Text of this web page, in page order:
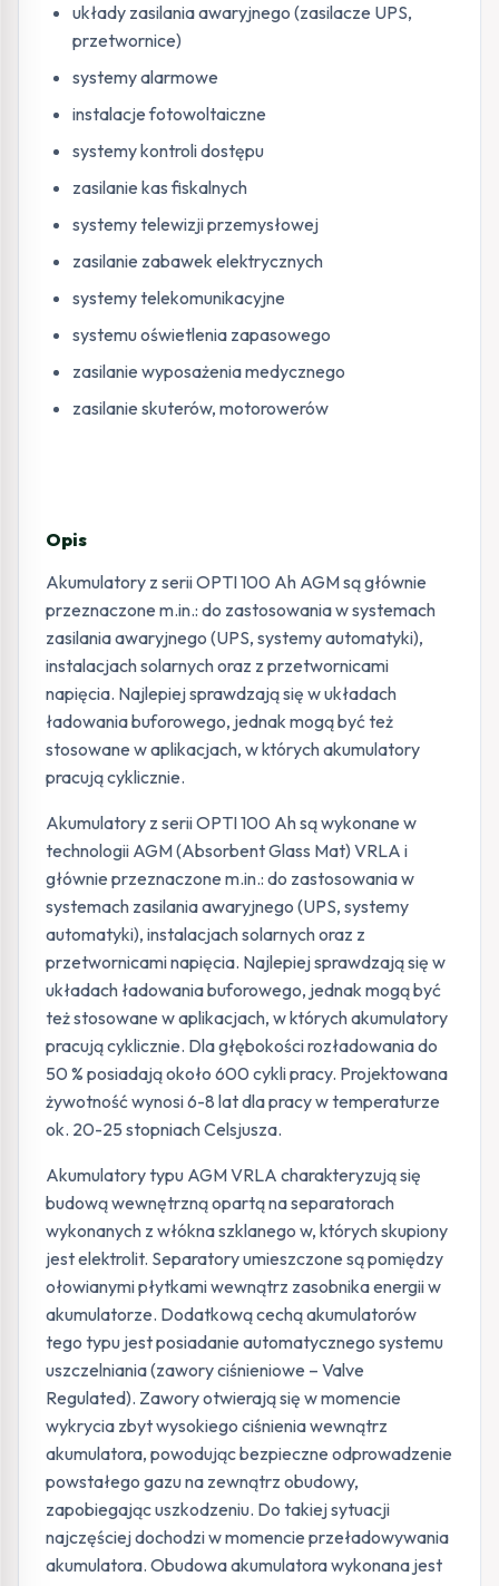
układy zasilania awaryjnego (zasilacze UPS,
przetwornice)
systemy alarmowe
instalacje fotowoltaiczne
systemy kontroli dostępu
zasilanie kas fiskalnych
systemy telewizji przemysłowej
zasilanie zabawek elektrycznych
systemy telekomunikacyjne
systemu oświetlenia zapasowego
zasilanie wyposażenia medycznego
zasilanie skuterów, motorowerów
Opis
Akumulatory z serii OPTI 100 Ah AGM są głównie
przeznaczone m.in.: do zastosowania w systemach
zasilania awaryjnego (UPS, systemy automatyki),
instalacjach solarnych oraz z przetwornicami
napięcia. Najlepiej sprawdzają się w układach
ładowania buforowego, jednak mogą być też
stosowane w aplikacjach, w których akumulatory
pracują cyklicznie.
Akumulatory z serii OPTI 100 Ah są wykonane w
technologii AGM (Absorbent Glass Mat) VRLA i
głównie przeznaczone m.in.: do zastosowania w
systemach zasilania awaryjnego (UPS, systemy
automatyki), instalacjach solarnych oraz z
przetwornicami napięcia. Najlepiej sprawdzają się w
układach ładowania buforowego, jednak mogą być
też stosowane w aplikacjach, w których akumulatory
pracują cyklicznie. Dla głębokości rozładowania do
50 % posiadają około 600 cykli pracy. Projektowana
żywotność wynosi 6-8 lat dla pracy w temperaturze
ok. 20-25 stopniach Celsjusza.
Akumulatory typu AGM VRLA charakteryzują się
budową wewnętrzną opartą na separatorach
wykonanych z włókna szklanego w, których skupiony
jest elektrolit. Separatory umieszczone są pomiędzy
ołowianymi płytkami wewnątrz zasobnika energii w
akumulatorze. Dodatkową cechą akumulatorów
tego typu jest posiadanie automatycznego systemu
uszczelniania (zawory ciśnieniowe – Valve
Regulated). Zawory otwierają się w momencie
wykrycia zbyt wysokiego ciśnienia wewnątrz
akumulatora, powodując bezpieczne odprowadzenie
powstałego gazu na zewnątrz obudowy,
zapobiegając uszkodzeniu. Do takiej sytuacji
najczęściej dochodzi w momencie przeładowywania
akumulatora. Obudowa akumulatora wykonana jest